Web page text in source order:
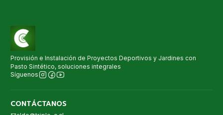
Provisión e Instalación de Proyectos Deportivos y Jardines con
Pasto Sintético, soluciones integrales
Síguenos
CONTÁCTANOS